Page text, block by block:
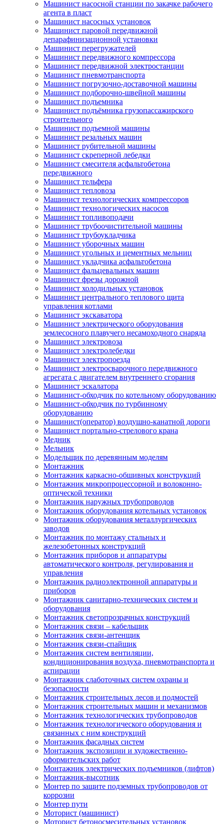
Машинист насосной станции по закачке рабочего
агента в пласт
Машинист насосных установок
Машинист паровой передвижной
депарафинизационной установки
Машинист перегружателей
Машинист передвижного компрессора
Машинист передвижной электростанции
Машинист пневмотранспорта
Машинист погрузочно-доставочной машины
Машинист подборочно-швейной машины
Машинист подъемника
Машинист подъёмника грузопассажирского
строительного
Машинист подъемной машины
Машинист резальных машин
Машинист рубительной машины
Машинист скреперной лебедки
Машинист смесителя асфальтобетона
передвижного
Машинист тельфера
Машинист тепловоза
Машинист технологических компрессоров
Машинист технологических насосов
Машинист топливоподачи
Машинист трубоочистительной машины
Машинист трубоукладчика
Машинист уборочных машин
Машинист угольных и цементных мельниц
Машинист укладчика асфальтобетона
Машинист фальцевальных машин
Машинист фрезы дорожной
Машинист холодильных установок
Машинист центрального теплового щита
управления котлами
Машинист экскаватора
Машинист электрического оборудования
землесосного плавучего несамоходного снаряда
Машинист электровоза
Машинист электролебедки
Машинист электропоезда
Машинист электросварочного передвижного
агрегата с двигателем внутреннего сгорания
Машинист эскалатора
Машинист-обходчик по котельному оборудованию
Машинист-обходчик по турбинному
оборудованию
Машинист(оператор) воздушно-канатной дороги
Машинист портально-стрелового крана
Медник
Мельник
Модельщик по деревянным моделям
Монтажник
Монтажник каркасно-обшивных конструкций
Монтажник микропроцессорной и волоконно-
оптической техники
Монтажник наружных трубопроводов
Монтажник оборудования котельных установок
Монтажник оборудования металлургических
заводов
Монтажник по монтажу стальных и
железобетонных конструкций
Монтажник приборов и аппаратуры
автоматического контроля, регулирования и
управления
Монтажник радиоэлектронной аппаратуры и
приборов
Монтажник санитарно-технических систем и
оборудования
Монтажник светопрозрачных конструкций
Монтажник связи – кабельщик
Монтажник связи-антенщик
Монтажник связи-спайщик
Монтажник систем вентиляции,
кондиционирования воздуха, пневмотранспорта и
аспирации
Монтажник слаботочных систем охраны и
безопасности
Монтажник строительных лесов и подмостей
Монтажник строительных машин и механизмов
Монтажник технологических трубопроводов
Монтажник технологического оборудования и
связанных с ним конструкций
Монтажник фасадных систем
Монтажник экспозиции и художественно-
оформительских работ
Монтажник электрических подъемников (лифтов)
Монтажник-высотник
Монтер по защите подземных трубопроводов от
коррозии
Монтер пути
Моторист (машинист)
Моторист бетоносмесительных установок